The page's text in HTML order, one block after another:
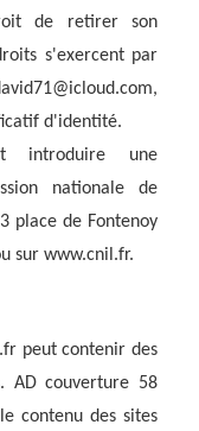
de retirer son
s'exercent par
d'identité.
introduire une
nationale de
place de Fontenoy
sur www.cnil.fr.
peut contenir des
AD couverture 58
contenu des sites